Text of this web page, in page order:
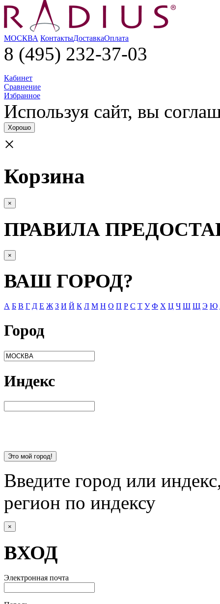
МОСКВА КонтактыДоставкаОплата
8 (495) 232-37-03
Кабинет
Сравнение
Избранное
Используя сайт, вы
Хорошо
×
Корзина
×
ПРАВИЛА
×
ВАШ ГОРОД?
А Б В Г Д Е Ж З И Й К Л М Н О П Р С Т У Ф Х Ц Ч Ш Щ Э Ю
Город
Индекс
Это мой город!
Введите город или
регион по индексу
×
ВХОД
Электронная почта